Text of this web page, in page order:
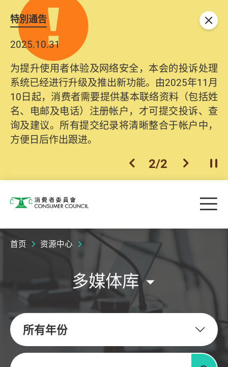
特別通告
2025.10.31
为提升使用者体验及网络安全，本会的投诉处理
系统已经进行升级及推出新功能。由2025年11月
10日起，消费者需要提供基本联络资料（包括姓
名、电邮及电话）注册帐户，才可提交投诉、查
询及建议。所有提交纪录将清晰整合于帐户中，
方便日后作出跟进。
上一个
2/2 下一个开
关闭
消费者委员会 目
首页 资源中心
多媒体库
所有年份
关键字